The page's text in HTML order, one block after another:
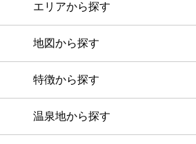
エリアから探す
地図から探す
特徴から探す
温泉地から探す